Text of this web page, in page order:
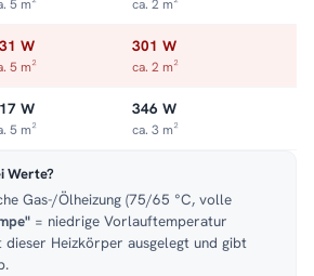
5 m² ca. 2 m²
W
5 m²
301 W
ca. 2 m²
W
5 m²
346 W
ca. 3 m²
Werte?
Gas-/Ölheizung (75/65 °C, volle
= niedrige Vorlauftemperatur
Heizkörper ausgelegt und gibt